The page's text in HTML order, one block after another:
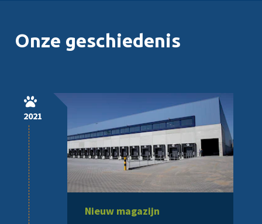
Onze geschiedenis
2021
Nieuw magazijn